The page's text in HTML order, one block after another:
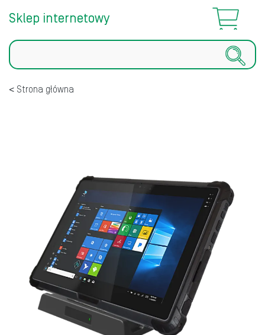
Sklep internetowy
Szukaj
Strona główna